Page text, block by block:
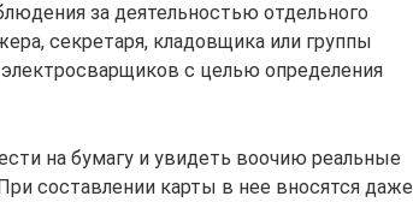
за деятельностью отдельного
секретаря, кладовщика или группы
с целью определения
на бумагу и увидеть воочию реальные
составлении карты в нее вносятся даже